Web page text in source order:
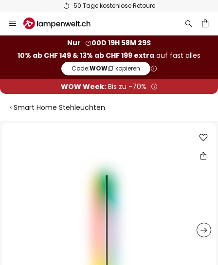
50 Tage kostenlose Retoure
Inhalt
Nur
00D 19H 58M 28S
10% ab CHF 149 & 13% ab CHF 199 extra auf fast alles
Code:WOW kopieren
WOW Week:Bis zu -70%
Smart Home Stehleuchten